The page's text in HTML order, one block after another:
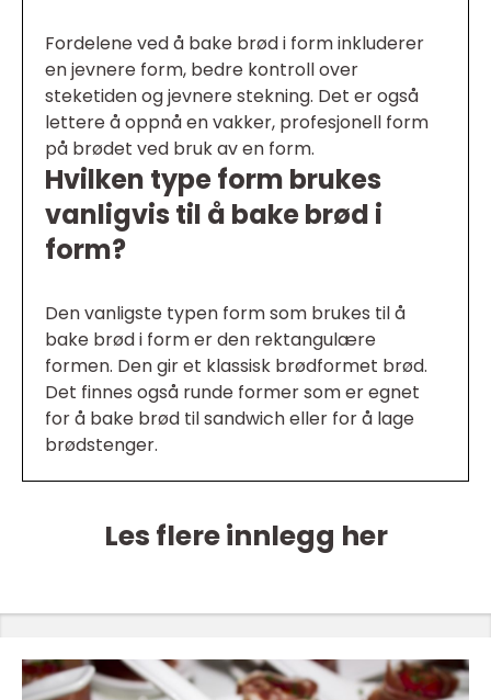
Fordelene ved å bake brød i form inkluderer
en jevnere form, bedre kontroll over
steketiden og jevnere stekning. Det er også
lettere å oppnå en vakker, profesjonell form
på brødet ved bruk av en form.
Hvilken type form brukes
vanligvis til å bake brød i
form?
Den vanligste typen form som brukes til å
bake brød i form er den rektangulære
formen. Den gir et klassisk brødformet brød.
Det finnes også runde former som er egnet
for å bake brød til sandwich eller for å lage
brødstenger.
Les flere innlegg her